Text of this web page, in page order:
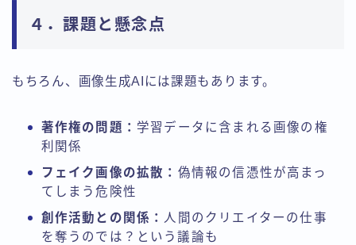
４．課題と懸念点
もちろん、画像生成AIには課題もあります。
著作権の問題： 学習データに含まれる画像の権
利関係
フェイク画像の拡散： 偽情報の信憑性が高まっ
てしまう危険性
創作活動との関係： 人間のクリエイターの仕事
を奪うのでは？という議論も